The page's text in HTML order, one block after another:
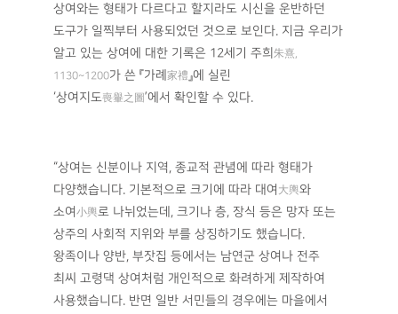
상여와는 형태가 다르다고 할지라도 시신을 운반하던
도구가 일찍부터 사용되었던 것으로 보인다. 지금 우리가
알고 있는 상여에 대한 기록은 12세기 주희 朱熹,
1130~1200가 쓴 『가례 家禮 』에 실린
‘상여지도喪轝之圖’에서 확인할 수 있다.
“상여는 신분이나 지역, 종교적 관념에 따라 형태가
다양했습니다. 기본적으로 크기에 따라 대여 大輿와
소여 小輿로 나뉘었는데, 크기나 층, 장식 등은 망자 또는
상주의 사회적 지위와 부를 상징하기도 했습니다.
왕족이나 양반, 부잣집 등에서는 남연군 상여나 전주
최씨 고령댁 상여처럼 개인적으로 화려하게 제작하여
사용했습니다. 반면 일반 서민들의 경우에는 마을에서